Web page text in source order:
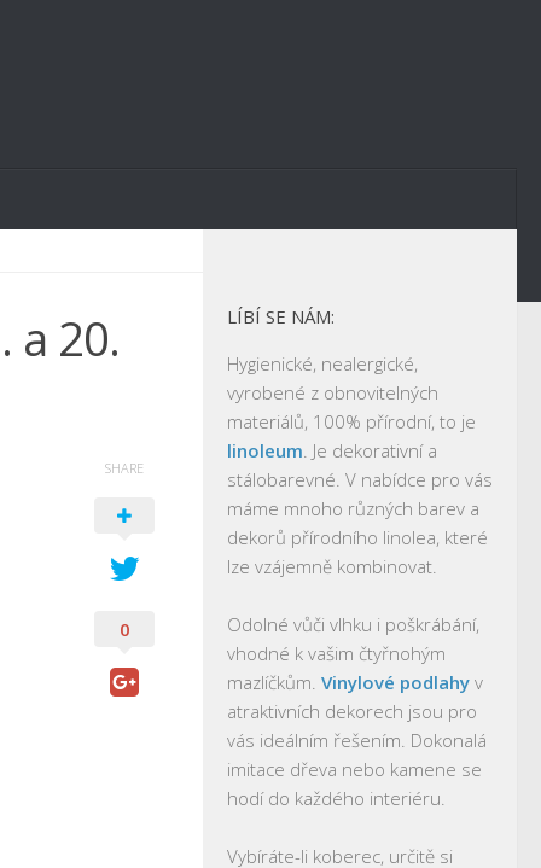
a 20.
SHARE
0
LÍBÍ SE NÁM:
Hygienické, nealergické,
vyrobené z obnovitelných
materiálů, 100% přírodní, to je
linoleum. Je dekorativní a
stálobarevné. V nabídce pro vás
máme mnoho různých barev a
dekorů přírodního linolea, které
lze vzájemně kombinovat.
Odolné vůči vlhku i poškrábání,
vhodné k vašim čtyřnohým
mazlíčkům. Vinylové podlahy v
atraktivních dekorech jsou pro
vás ideálním řešením. Dokonalá
imitace dřeva nebo kamene se
hodí do každého interiéru.
Vybíráte-li koberec, určitě si